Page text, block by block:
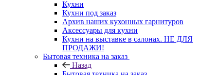
Кухни
Кухни под заказ
Архив наших кухонных гарнитуров
Аксессуары для кухни
Кухни на выставке в салонах. НЕ ДЛЯ
ПРОДАЖИ!
Бытовая техника на заказ
Назад